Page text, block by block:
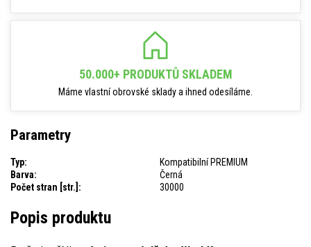
50.000+ PRODUKTŮ SKLADEM
Máme vlastní obrovské sklady a ihned odesíláme.
Parametry
Typ:
Kompatibilní PREMIUM
Barva:
Černá
Počet stran [str.]:
30000
Popis produktu